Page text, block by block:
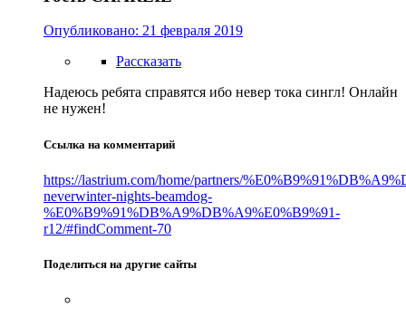
Опубликовано: 21 февраля 2019
Рассказать
Надеюсь ребята справятся ибо невер тока сингл! Онлайн
не нужен!
Ссылка на комментарий
https://lastrium.com/home/partners/
neverwinter-nights-beamdog-
%E0%B9%91%DB%A9%DB%A9%E0%B9%91-
r12/#findComment-70
Поделиться на другие сайты